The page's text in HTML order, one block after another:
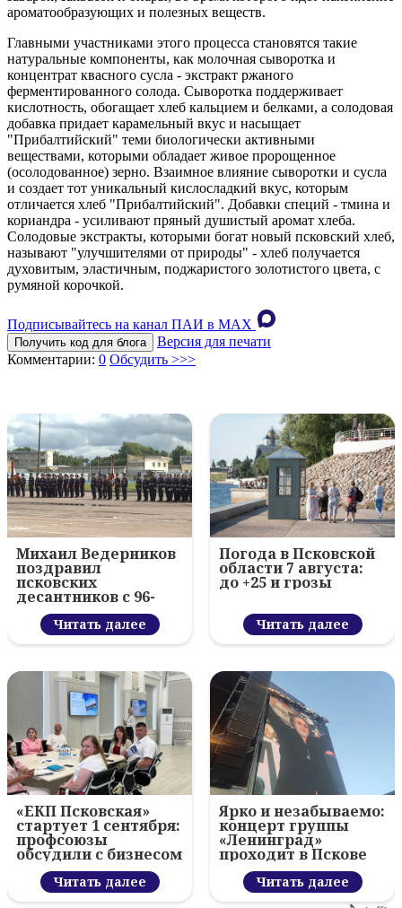
ароматообразующих и полезных веществ.
Главными участниками этого процесса становятся такие
натуральные компоненты, как молочная сыворотка и
концентрат квасного сусла - экстракт ржаного
ферментированного солода. Сыворотка поддерживает
кислотность, обогащает хлеб кальцием и белками, а солодовая
добавка придает карамельный вкус и насыщает
"Прибалтийский" теми биологически активными
веществами, которыми обладает живое пророщенное
(осолодованное) зерно. Взаимное влияние сыворотки и сусла
и создает тот уникальный кислосладкий вкус, которым
отличается хлеб "Прибалтийский". Добавки специй - тмина и
кориандра - усиливают пряный душистый аромат хлеба.
Солодовые экстракты, которыми богат новый псковский хлеб,
называют "улучшителями от природы" - хлеб получается
духовитым, эластичным, поджаристого золотистого цвета, с
румяной корочкой.
Подписывайтесь на канал ПАИ в MAХ
Получить код для блога
Версия для печати
Комментарии: 0 Обсудить >>>
Михаил Ведерников
поздравил
псковских
десантников с 96-
летием ВДВ и
вручил награды
Читать далее
Погода в Псковской
области 7 августа:
до +25 и грозы
Читать далее
«ЕКП Псковская»
стартует 1 сентября:
профсоюзы
обсудили с бизнесом
новый цифровой
проектЧитать далее
Ярко и незабываемо:
концерт группы
«Ленинград»
проходит в Пскове
Читать далее